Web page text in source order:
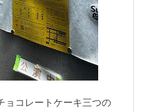
ョコレートケーキ三つの